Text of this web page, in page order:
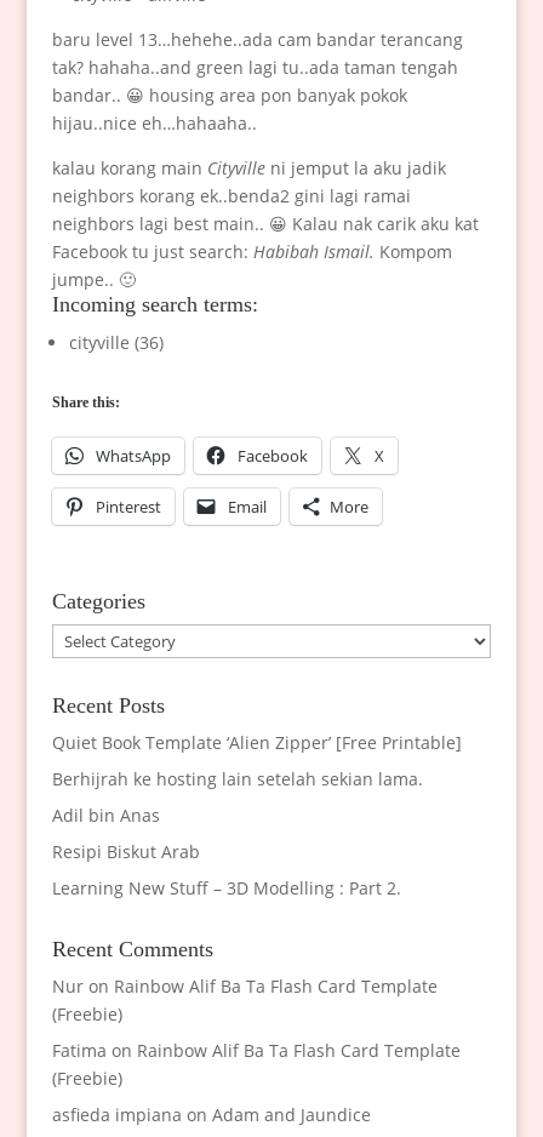
baru level 13…hehehe..ada cam bandar terancang
tak? hahaha..and green lagi tu..ada taman tengah
bandar.. 😀 housing area pon banyak pokok
hijau..nice eh…hahaaha..
kalau korang main Cityvilleni jemput la aku jadik
neighbors korang ek..benda2 gini lagi ramai
neighbors lagi best main.. 😀 Kalau nak carik aku kat
Facebook tu just search: Habibah Ismail. Kompom
jumpe.. 🙂
Incoming search terms:
cityville (36)
Share this:
WhatsApp Facebook X
Pinterest Email More
Categories
Categories
Recent Posts
Quiet Book Template ‘Alien Zipper’ [Free Printable]
Berhijrah ke hosting lain setelah sekian lama.
Adil bin Anas
Resipi Biskut Arab
Learning New Stuff – 3D Modelling : Part 2.
Recent Comments
Nuron Rainbow Alif Ba Ta Flash Card Template
(Freebie)
Fatima on Rainbow Alif Ba Ta Flash Card Template
(Freebie)
asfieda impiana on Adam and Jaundice